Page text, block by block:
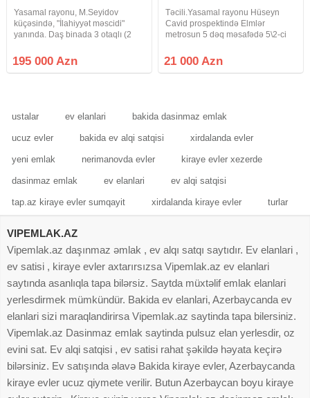
Yasamal rayonu, M.Seyidov
küçəsində, "İlahiyyət məscidi"
yanında. Daş binada 3 otaqlı (2
satılır. HƏR OTAĞAIN
PƏNCƏRƏSİ VAR. Ümumi sahəsi
195 000 Azn
Təcili.Yasamal rayonu Hüseyn
Cavid prospektində Elmlər
metrosun 5 dəq məsafədə 5\2-ci
ümumi sahəsi 80 kv olan mənzil
Təcili satılır.Qaz su işıq
21 000 Azn
ustalar ev elanlari bakida dasinmaz emlak
ucuz evler bakida ev alqi satqisi xirdalanda evler
yeni emlak nerimanovda evler kiraye evler xezerde
dasinmaz emlak ev elanlari ev alqi satqisi
tap.az kiraye evler sumqayit xirdalanda kiraye evler turlar
VIPEMLAK.AZ
Vipemlak.az daşınmaz əmlak , ev alqı satqı saytıdır. Ev elanlari ,
ev satisi , kiraye evler axtarırsızsa Vipemlak.az ev elanlari
saytında asanlıqla tapa bilərsiz. Saytda müxtəlif emlak elanlari
yerlesdirmek mümkündür. Bakida ev elanlari, Azerbaycanda ev
elanlari sizi maraqlandirirsa Vipemlak.az saytinda tapa bilersiniz.
Vipemlak.az Dasinmaz emlak saytinda pulsuz elan yerlesdir, oz
evini sat. Ev alqi satqisi , ev satisi rahat şəkildə həyata keçirə
bilərsiniz. Ev satışında əlavə Bakida kiraye evler, Azerbaycanda
kiraye evler ucuz qiymete verilir. Butun Azerbaycan boyu kiraye